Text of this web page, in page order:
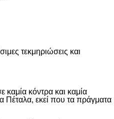
τεκμηριώσεις και
κόντρα και καμία
Πέταλα, εκεί που τα πράγματα